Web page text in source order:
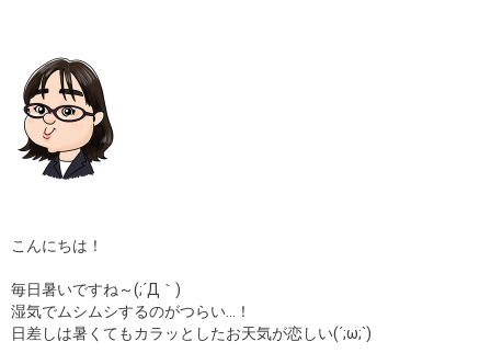
こんにちは！
毎日暑いですね～(;´Д｀)
湿気でムシムシするのがつらい…！
日差しは暑くてもカラッとしたお天気が恋しい(´;ω;`)